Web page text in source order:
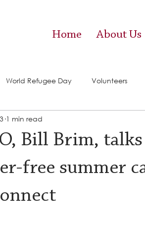
Home About Us
World Refugee Day Volunteers
Food Pantry
Bill Brim,
free summer
1 min read